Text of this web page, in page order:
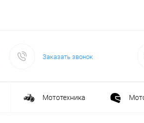
Заказать звонок
Мототехника